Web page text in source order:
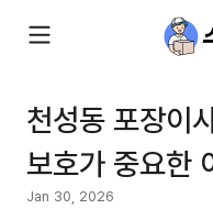
천성동 포장이
보호가 중요한
Jan 30, 2026